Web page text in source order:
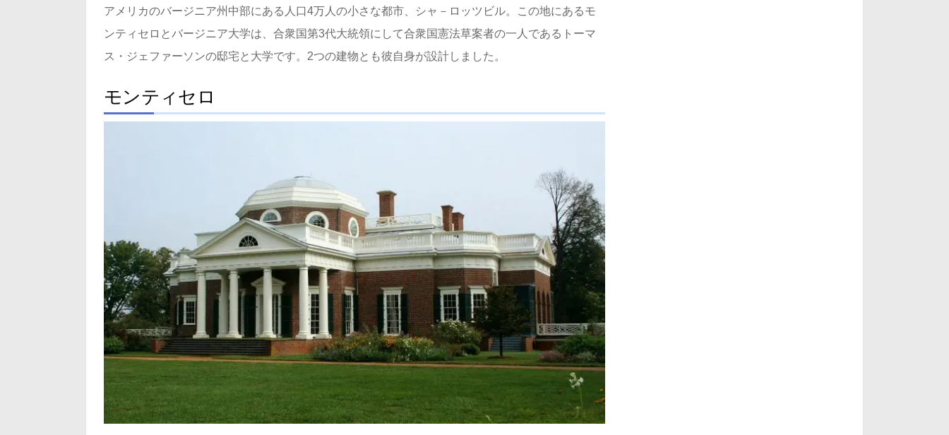
アメリカのバージニア州中部にある人口4万人の小さな都市、シャ－ロッツビル。この地にあるモ
ンティセロとバージニア大学は、合衆国第3代大統領にして合衆国憲法草案者の一人であるトーマ
ス・ジェファーソンの邸宅と大学です。2つの建物とも彼自身が設計しました。
モンティセロ